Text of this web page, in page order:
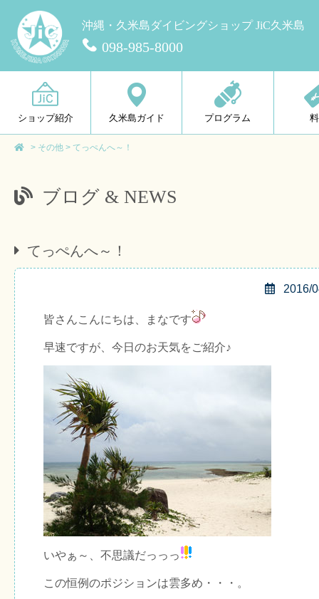
沖縄・久米島ダイビングショップ JiC久米島
098-985-8000
ショップ紹介 久米島ガイド プログラム
> その他 > てっぺんへ～！
ブログ & NEWS
てっぺんへ～！
2016/
皆さんこんにちは、まなです
早速ですが、今日のお天気をご紹介♪
いやぁ～、不思議だっっっ
この恒例のポジションは雲多め・・・。